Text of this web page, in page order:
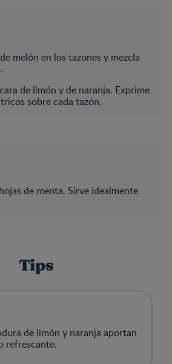
melón en los tazones y mezcla
de limón y de naranja. Exprime
sobre cada tazón.
de menta. Sirve idealmente
Tips
de limón y naranja aportan
refrescante.